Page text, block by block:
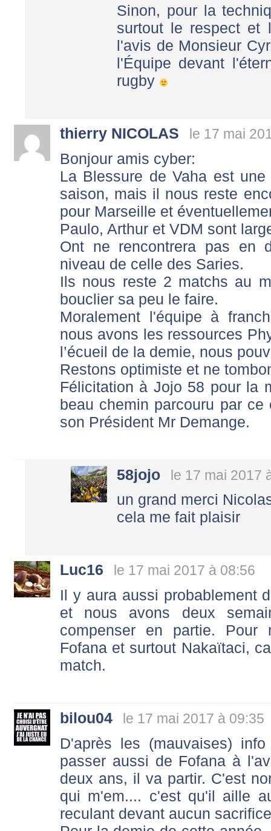
Sinon, pour la
surtout le respect et
l'avis de Monsieur
l'Équipe devant
rugby
thierry NICOLAS le 17 mai
Bonjour amis cyber:
La Blessure de Vaha est
saison, mais il nous reste
pour Marseille et
Paulo, Arthur et VDM sont
Ont ne rencontrera pas en
niveau de celle des Saries.
Ils nous reste 2 matchs au
bouclier sa peu le faire.
Moralement l'équipe à
nous avons les ressources
l’écueil de la demie, nous
Restons optimiste et ne
Félicitation à Jojo 58 pour la
beau chemin parcouru par
son Président Mr Demange.
58jojo le 17 mai 2017
un grand merci
cela me fait plaisir
Luc16 le 17 mai 2017 à 08:56
Il y aura aussi probablement
et nous avons deux
compenser en partie.
Fofana et surtout Nakaïtaci,
match.
bilou04 le 17 mai 2017 à 09:35
D'après les (mauvaises)
passer aussi de Fofana à
deux ans, il va partir. C'est
qui m'em.... c'est qu'il aille
reculant devant aucun